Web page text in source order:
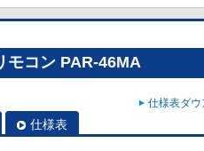
モコン PAR-46MA
仕様表ダ
仕様表